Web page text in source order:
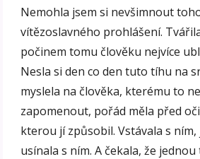
Nemohla jsem si nevšimnout
vítězoslavného prohlášení.
počinem tomu člověku nejvíce
Nesla si den co den tuto tíhu na
myslela na člověka, kterému to
zapomenout, pořád měla před
kterou jí způsobil. Vstávala s ním,
usínala s ním. A čekala, že